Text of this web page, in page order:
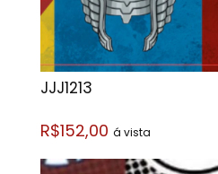
JJJ1213
R$152,00 á vista